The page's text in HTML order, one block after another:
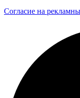
Согласие на